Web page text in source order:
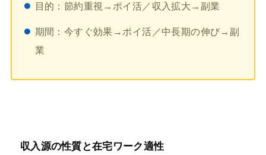
目的：節約重視→ポイ活／収入拡大→副業
期間：今すぐ効果→ポイ活／中長期の伸び→副
業
収入源の性質と在宅ワーク適性